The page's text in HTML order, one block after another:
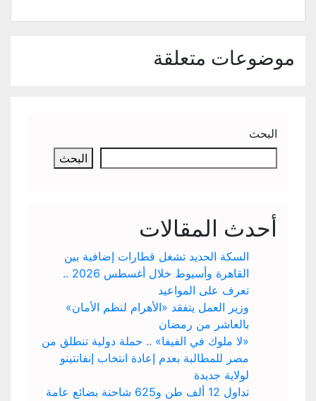
موضوعات متعلقة
البحث
البحث
أحدث المقالات
السكة الحديد تشغل قطارات إضافية بين
القاهرة وأسيوط خلال أغسطس 2026 ..
تعرف على المواعيد
وزير العمل يتفقد «الأهرام لنظم الأمان»
بالعاشر من رمضان
«لا ملوك في الفيفا» .. حملة دولية تنطلق من
مصر للمطالبة بعدم إعادة انتخاب إنفانتينو
لولاية جديدة
تداول 12 ألف طن و625 شاحنة بضائع عامة